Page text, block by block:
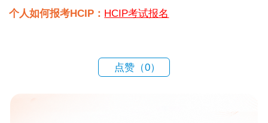
个人如何报考HCIP： HCIP考试报名
点赞（0）